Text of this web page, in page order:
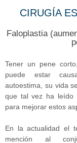
CIRUGÍA
Faloplastia
Tener un pene
puede estar
autoestima, su vida
que tal vez ha leído
para mejorar estos
En la actualidad el
mención al